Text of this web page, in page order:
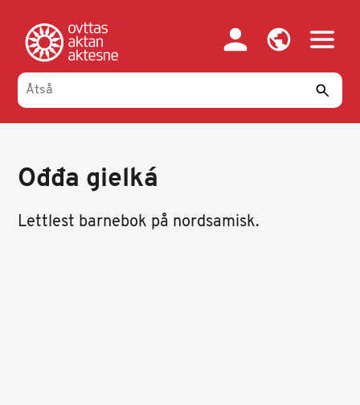
oajvve-
sisadnuj
Ođđa gielká
Lettlest barnebok på nordsamisk.